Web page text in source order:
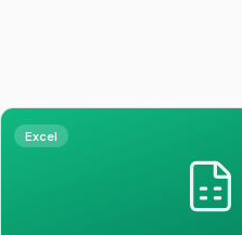
Excel